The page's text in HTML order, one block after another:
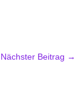
Nächster Beitrag →